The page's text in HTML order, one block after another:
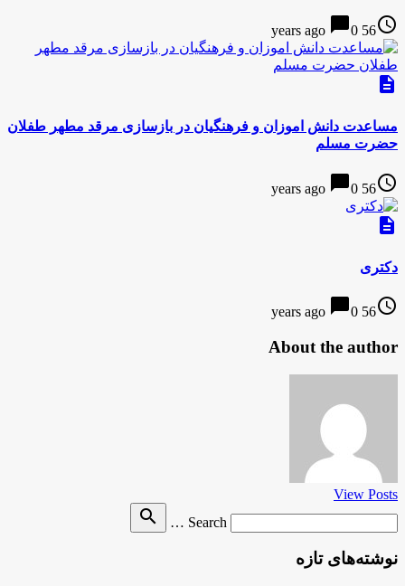
access_time
56 years ago
chat_bubble0
description
مساعدت دانش اموزان و فرهنگیان در بازسازی مرقد مطهر طفلان
حضرت مسلم
access_time
56 years ago
chat_bubble0
description
دکتری
access_time
56 years ago
chat_bubble0
About the author
View Posts
Search …
search
نوشته‌های تازه